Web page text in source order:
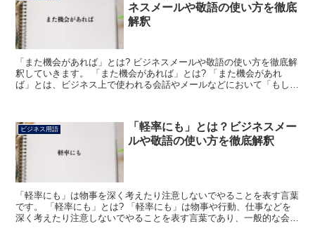
ネスメールや敬語の使い方を徹底
解釈
「また機会があれば」とは? ビジネスメールや敬語の使い方を徹底解
釈していきます。 「また機会があれば」とは? 「また機会があれ
ば」とは、ビジネス上で使われる会話やメールなどにおいて「もしも
ビジネス用語
「軽率にも」とは？ビジネスメー
ルや敬語の使い方を徹底解釈
「軽率にも」は物事を深く考えたり注意しないでやることを表す言葉
です。 「軽率にも」とは? 「軽率にも」は物事や行動、仕事などを
深く考えたり注意しないでやることを表す言葉であり、一般的な会話